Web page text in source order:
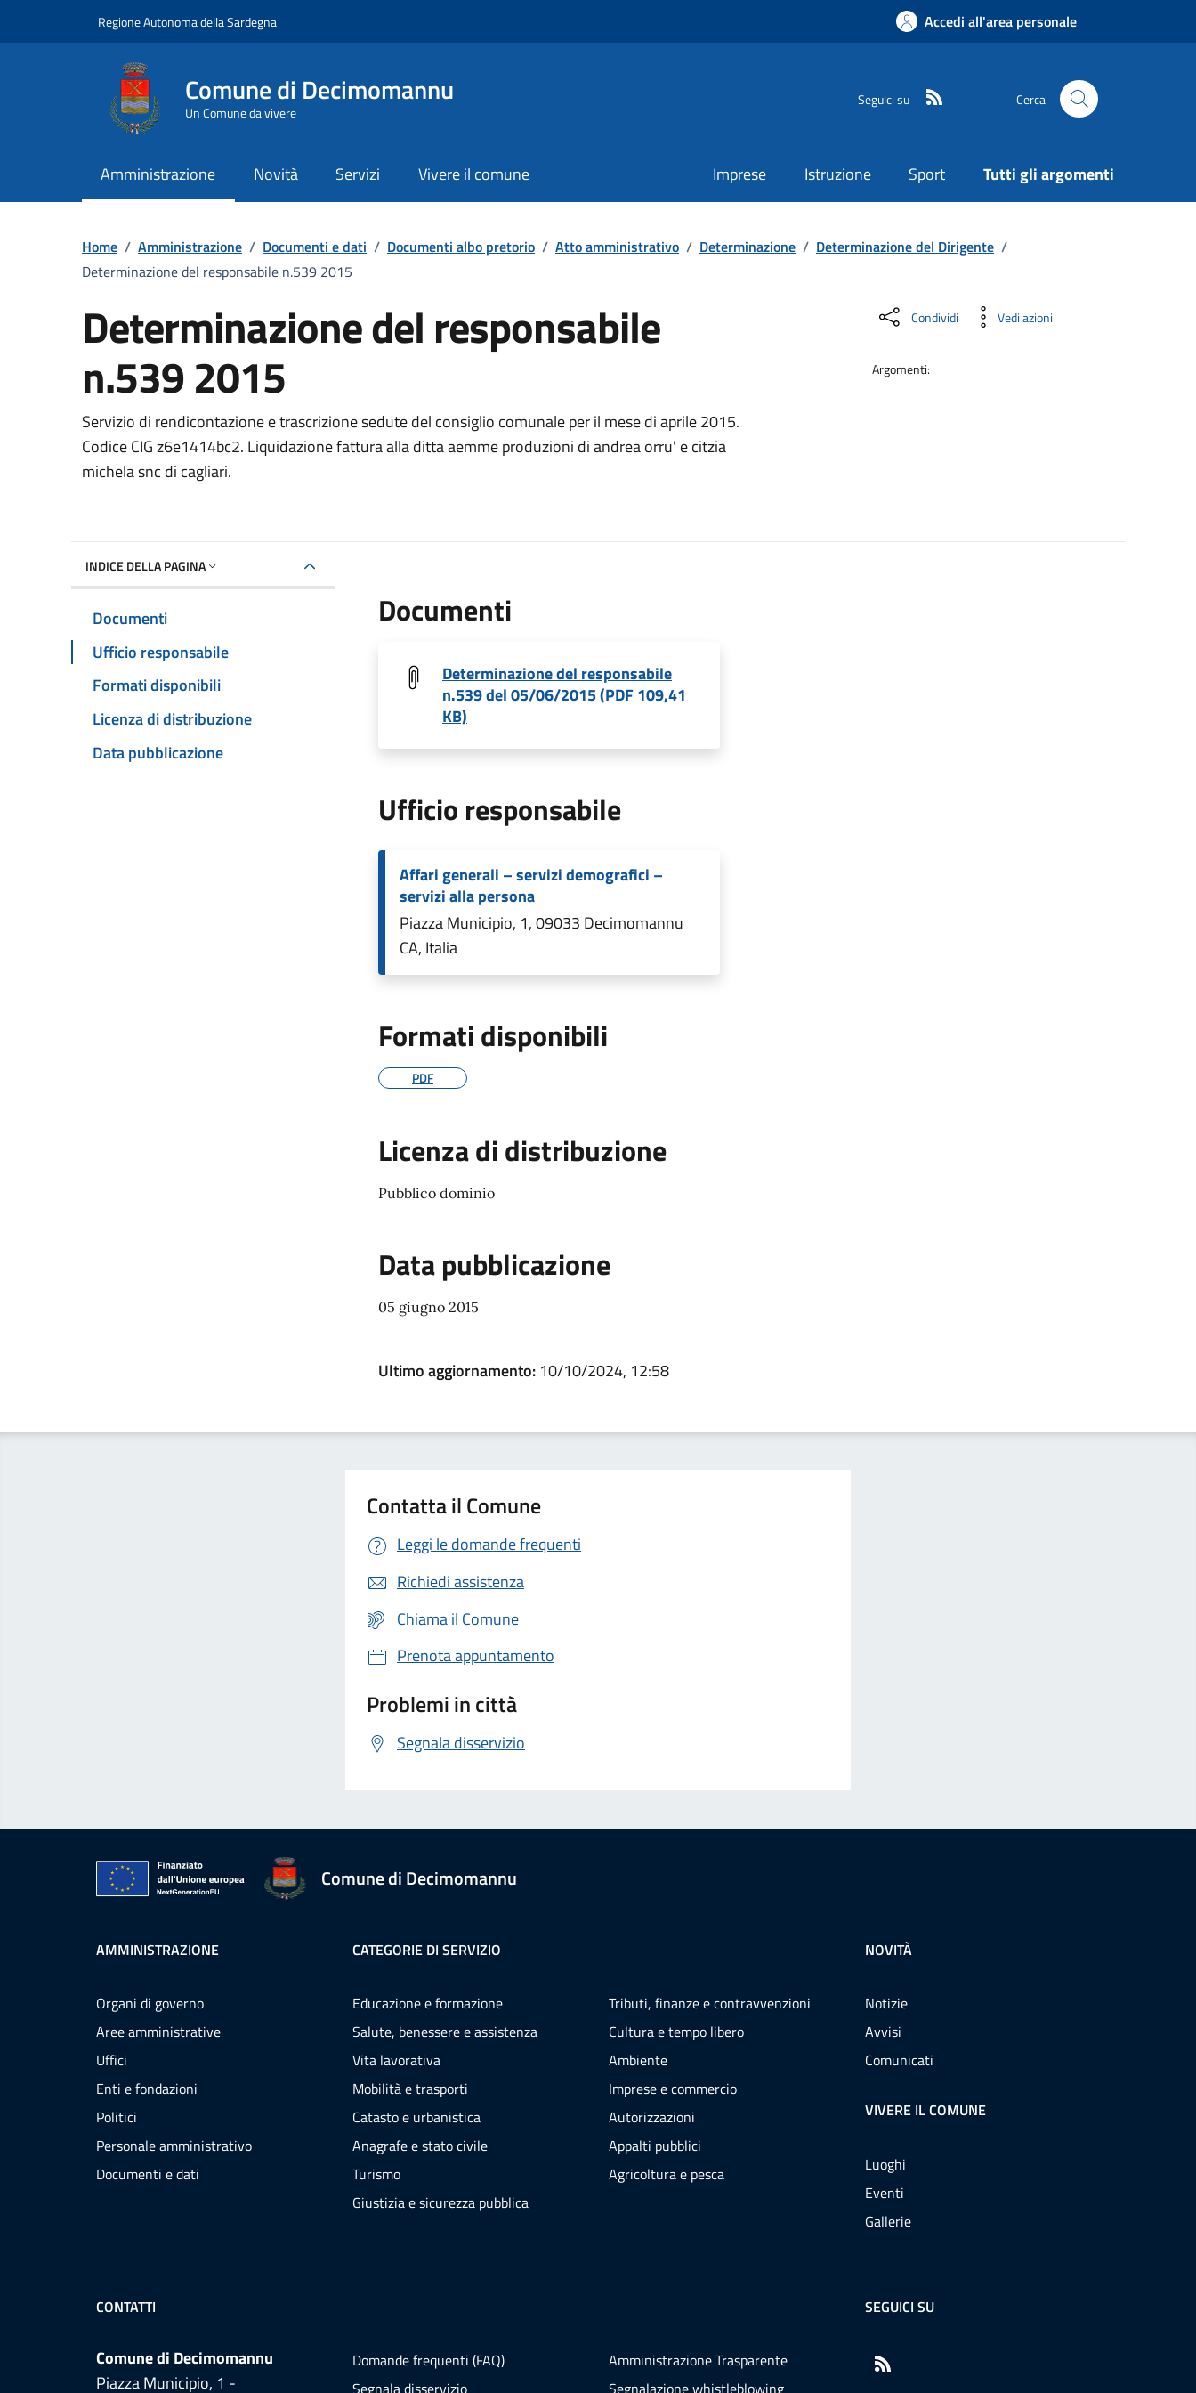
Regione Autonoma della Sardegna Accedi all'area personale
Comune di Decimomannu
Un Comune da vivere
Seguici su Cerca
Amministrazione Novità Servizi Vivere il comune Imprese Istruzione Sport Tutti gli argomenti
Home / Amministrazione / Documenti e dati / Documenti albo pretorio / Atto amministrativo / Determinazione / Determinazione del Dirigente /
Determinazione del responsabile n.539 2015
Determinazione del responsabile
n.539 2015
Dettaglio del documento
Servizio di rendicontazione e trascrizione sedute del consiglio comunale per il mese di aprile 2015.
Codice CIG z6e1414bc2. Liquidazione fattura alla ditta aemme produzioni di andrea orru' e citzia
michela snc di cagliari.
Condividi Vedi azioni
Argomenti:
INDICE DELLA PAGINA
Documenti
Ufficio responsabile
Formati disponibili
Licenza di distribuzione
Data pubblicazione
Documenti
Determinazione del responsabile
n.539 del 05/06/2015 (PDF 109,41
KB)
Ufficio responsabile
Affari generali – servizi demografici –
servizi alla persona
Piazza Municipio, 1, 09033 Decimomannu
CA, Italia
Formati disponibili
PDF
Licenza di distribuzione
Pubblico dominio
Data pubblicazione
05 giugno 2015
Ultimo aggiornamento: 10/10/2024, 12:58
Contatta il Comune
Leggi le domande frequenti
Richiedi assistenza
Chiama il Comune
Prenota appuntamento
Problemi in città
Segnala disservizio
Comune di Decimomannu
AMMINISTRAZIONE
Organi di governo
Aree amministrative
Uffici
Enti e fondazioni
Politici
Personale amministrativo
Documenti e dati
CATEGORIE DI SERVIZIO
Educazione e formazione
Salute, benessere e assistenza
Vita lavorativa
Mobilità e trasporti
Catasto e urbanistica
Anagrafe e stato civile
Turismo
Giustizia e sicurezza pubblica
Tributi, finanze e contravvenzioni
Cultura e tempo libero
Ambiente
Imprese e commercio
Autorizzazioni
Appalti pubblici
Agricoltura e pesca
NOVITÀ
Notizie
Avvisi
Comunicati
VIVERE IL COMUNE
Luoghi
Eventi
Gallerie
CONTATTI
Comune di Decimomannu
Piazza Municipio, 1 -
Domande frequenti (FAQ)
Amministrazione Trasparente
SEGUICI SU